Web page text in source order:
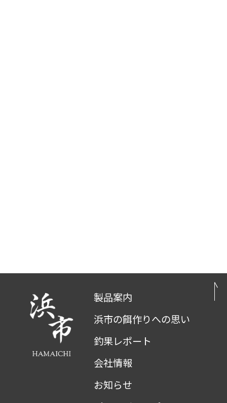
製品案内
浜市の餌作りへの思い
釣果レポート
会社情報
お知らせ